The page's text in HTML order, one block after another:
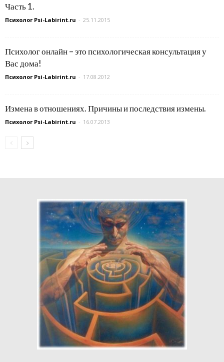
Часть 1.
Психолог Psi-Labirint.ru - 25.11.2015
Психолог онлайн – это психологическая консультация у
Вас дома!
Психолог Psi-Labirint.ru - 17.08.2012
Измена в отношениях. Причины и последствия измены.
Психолог Psi-Labirint.ru - 16.07.2013